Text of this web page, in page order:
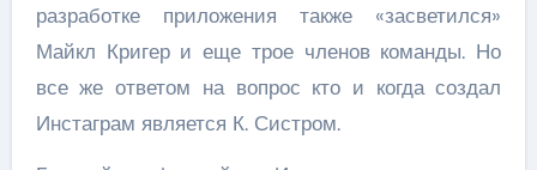
разработке приложения также «засветился»
Майкл Кригер и еще трое членов команды. Но
все же ответом на вопрос кто и когда создал
Инстаграм является К. Систром.